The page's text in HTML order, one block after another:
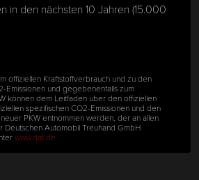
in den nächsten 10 Jahren (15.000
offiziellen Kraftstoffverbrauch und zu den
Emissionen und gegebenenfalls zum
können dem Leitfaden über den offiziellen
spezifischen CO2-Emissionen und den
PKW entnommen werden, der an allen
Deutschen Automobil Treuhand GmbH
www.dat.de.